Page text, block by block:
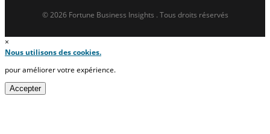
© 2026 Fortune Business Insights . Tous droits réservés
×
Nous utilisons des cookies.
pour améliorer votre expérience.
Accepter